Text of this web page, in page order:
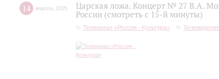
14 марта 2025
Царская ложа. Концерт № 27 В.А.
России (смотреть с 15-й минуты)
Телеканал «Россия - Культура»